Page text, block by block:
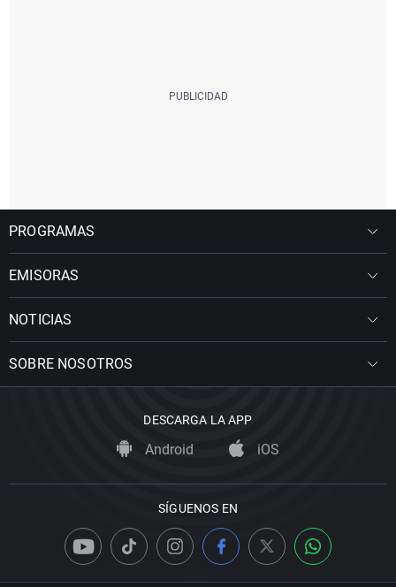
PROGRAMAS
EMISORAS
NOTICIAS
SOBRE NOSOTROS
DESCARGA LA APP
Android iOS
SÍGUENOS EN